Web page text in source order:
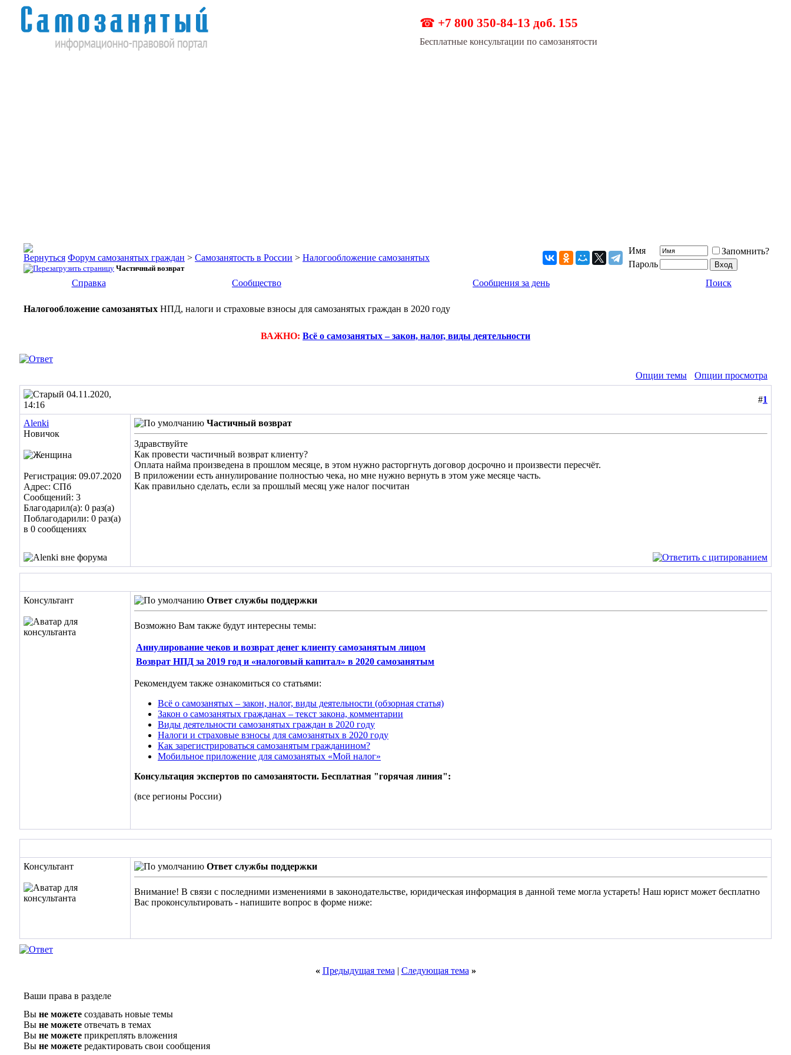
☎ +7 800 350-84-13 доб. 155
Бесплатные консультации по самозанятости
Форум самозанятых граждан > Самозанятость в России > Налогообложение самозанятых
Частичный возврат
Имя
Запомнить?
Пароль
Справка
Сообщество Сообщения за день Поиск
Налогообложение самозанятых НПД, налоги и страховые взносы для самозанятых граждан в 2020 году
ВАЖНО: Всё о самозанятых – закон, налог, виды деятельности
Опции темы
Опции просмотра
04.11.2020,
14:16
#1
Alenki
Новичок
Регистрация: 09.07.2020
Адрес: СПб
Сообщений: 3
Благодарил(а): 0 раз(а)
Поблагодарили: 0 раз(а)
в 0 сообщениях
Частичный возврат
Здравствуйте
Как провести частичный возврат клиенту?
Оплата найма произведена в прошлом месяце, в этом нужно расторгнуть договор досрочно и произвести пересчёт.
В приложении есть аннулирование полностью чека, но мне нужно вернуть в этом уже месяце часть.
Как правильно сделать, если за прошлый месяц уже налог посчитан
Консультант Ответ службы поддержки
Возможно Вам также будут интересны темы:
Аннулирование чеков и возврат денег клиенту самозанятым лицом
Возврат НПД за 2019 год и «налоговый капитал» в 2020 самозанятым
Рекомендуем также ознакомиться со статьями:
Всё о самозанятых – закон, налог, виды деятельности (обзорная статья)
Закон о самозанятых гражданах – текст закона, комментарии
Виды деятельности самозанятых граждан в 2020 году
Налоги и страховые взносы для самозанятых в 2020 году
Как зарегистрироваться самозанятым гражданином?
Мобильное приложение для самозанятых «Мой налог»
Консультация экспертов по самозанятости. Бесплатная "горячая линия":
(все регионы России)
Консультант Ответ службы поддержки
Внимание! В связи с последними изменениями в законодательстве, юридическая информация в данной теме могла устареть! Наш юрист может бесплатно
Вас проконсультировать - напишите вопрос в форме ниже:
« Предыдущая тема | Следующая тема »
Ваши права в разделе
Вы не можете создавать новые темы
Вы не можете отвечать в темах
Вы не можете прикреплять вложения
Вы не можете редактировать свои сообщения